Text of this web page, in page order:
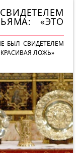
«ЭТО
БЫЛ СВИДЕТЕЛЕМ
ЛОЖЬ»